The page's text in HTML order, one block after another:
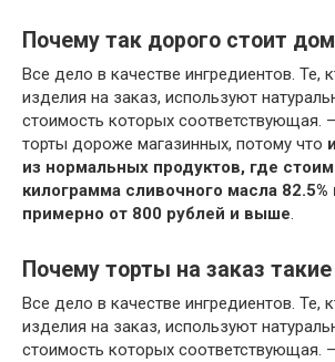
Почему так дорого стоит
Все дело в качестве ингредиентов. Те,
изделия на заказ, используют
стоимость которых
торты дороже магазинных, потому что
из нормальных продуктов, где
килограмма сливочного масла 82.5%
примерно от 800 рублей и выше.
Почему торты на заказ
Все дело в качестве ингредиентов. Те,
изделия на заказ, используют
стоимость которых